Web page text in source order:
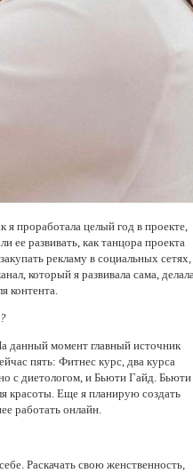
проработала целый год в проекте,
ее развивать, как танцора проекта
рекламу в социальных сетях,
который я развивала сама,
контента.
данный момент главный источник
пять: Фитнес курс, два курса
с диетологом, и Бьюти Гайд. Бьюти
красоты. Еще я планирую создать
работать онлайн.
Раскачать свою женственность,